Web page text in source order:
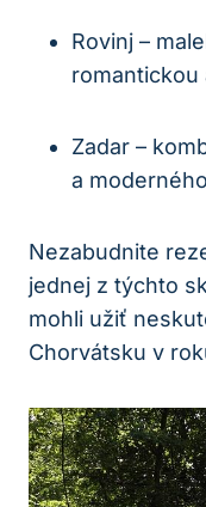
Rovinj –
romantickou
Zadar​ –
a
Nezabudnite
jednej z týchto
mohli užiť
Chorvátsku v‍